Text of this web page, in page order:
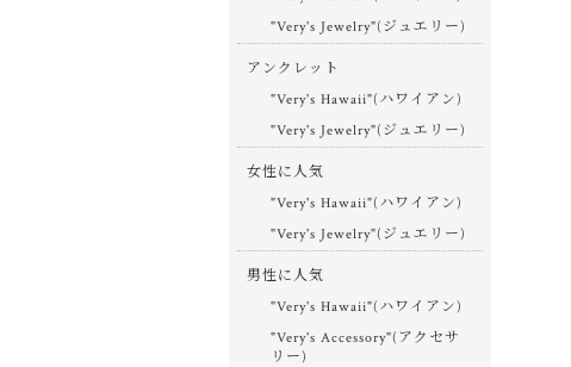
"Very's Jewelry"(ジュエリー)
アンクレット
"Very's Hawaii"(ハワイアン)
"Very's Jewelry"(ジュエリー)
女性に人気
"Very's Hawaii"(ハワイアン)
"Very's Jewelry"(ジュエリー)
男性に人気
"Very's Hawaii"(ハワイアン)
"Very's Accessory"(アクセサ
リー)